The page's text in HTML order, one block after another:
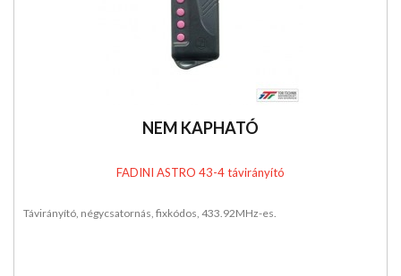
NEM KAPHATÓ
FADINI ASTRO 43-4 távirányító
Távirányító, négycsatornás, fixkódos, 433.92MHz-es.